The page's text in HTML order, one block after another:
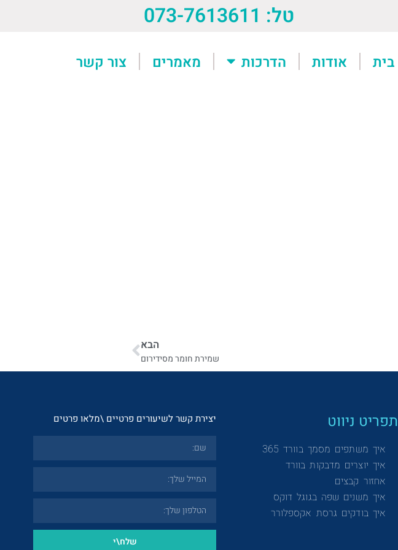
טל: 073-7613611
בית אודות הדרכות מאמרים צור קשר
הבא
שמירת חומר מסידירום
תפריט ניווט
איך משתפים מסמך בוורד 365
איך יוצרים מדבקות בוורד
אחזור קבצים
איך משנים שפה בגוגל דוקס
איך בודקים גרסת אקספלורר
יצירת קשר לשיעורים פרטיים \מלאו פרטים
שלח\י